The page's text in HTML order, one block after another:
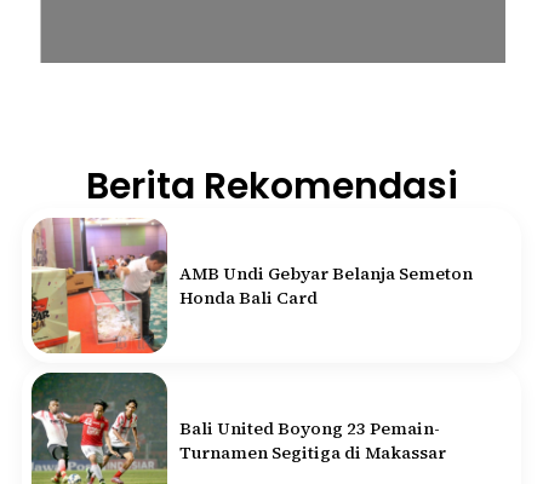
Berita Rekomendasi
AMB Undi Gebyar Belanja Semeton
Honda Bali Card
Bali United Boyong 23 Pemain-
Turnamen Segitiga di Makassar